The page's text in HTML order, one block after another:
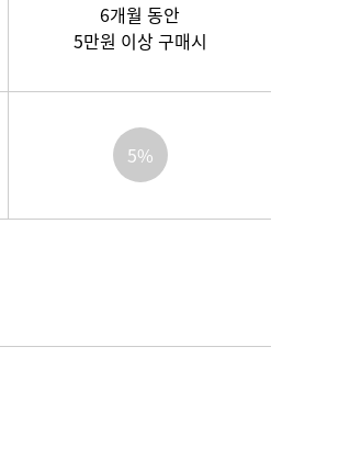
6개월 동안
5만원 이상 구매시
5%